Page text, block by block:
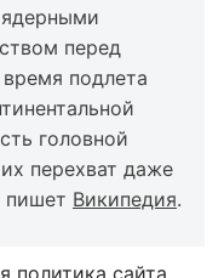
перед
подлета
головной
перехват даже
пишет Википедия.
политика сайта